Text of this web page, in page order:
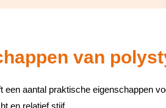
van
een aantal praktische eigenschappen
en relatief stijf